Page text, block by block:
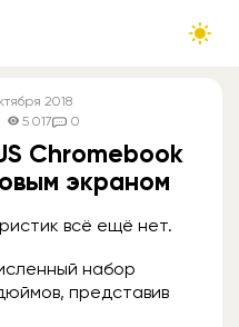
2018
5 017 0
Chromebook
экраном
всё ещё нет.
набор
представив